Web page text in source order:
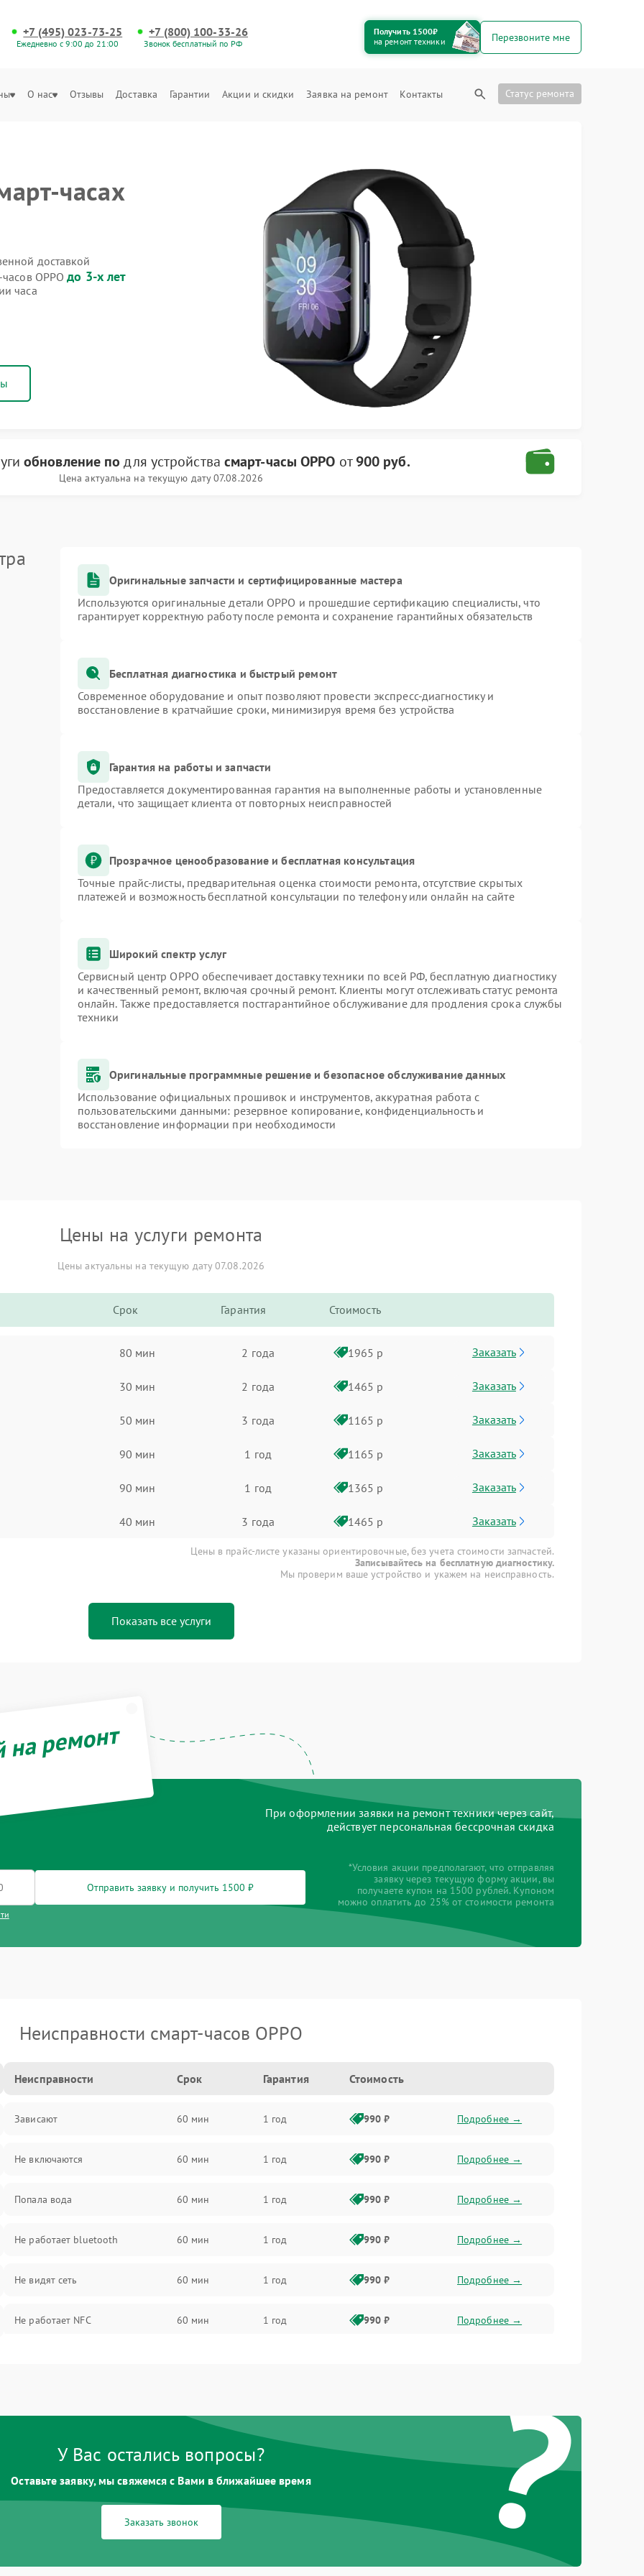
+7 (495) 023-73-25
Ежедневно с 9:00 до 21:00
+7 (800) 100-33-26
Звонок бесплатный по РФ
Получить 1500₽
на ремонт техники
Перезвоните мне
О нас Отзывы Доставка Гарантии Акции и скидки Заявка на ремонт Контакты Статус ремонта
часах
доставкой
OPPOдо 3-х лет
часа
обновление по для устройства смарт-часы OPPO от900 руб.
Цена актуальна на текущую дату 07.08.2026
Оригинальные запчасти и сертифицированные мастера
Используются оригинальные детали OPPO и прошедшие сертификацию специалисты, что
гарантирует корректную работу после ремонта и сохранение гарантийных обязательств
Бесплатная диагностика и быстрый ремонт
Современное оборудование и опыт позволяют провести экспресс-диагностику и
восстановление в кратчайшие сроки, минимизируя время без устройства
Гарантия на работы и запчасти
Предоставляется документированная гарантия на выполненные работы и установленные
детали, что защищает клиента от повторных неисправностей
Прозрачное ценообразование и бесплатная консультация
Точные прайс-листы, предварительная оценка стоимости ремонта, отсутствие скрытых
платежей и возможность бесплатной консультации по телефону или онлайн на сайте
Широкий спектр услуг
Сервисный центр OPPO обеспечивает доставку техники по всей РФ, бесплатную диагностику
и качественный ремонт, включая срочный ремонт. Клиенты могут отслеживать статус ремонта
онлайн. Также предоставляется постгарантийное обслуживание для продления срока службы
техники
Оригинальные программные решение и безопасное обслуживание данных
Использование официальных прошивок и инструментов, аккуратная работа с
пользовательскими данными: резервное копирование, конфиденциальность и
восстановление информации при необходимости
Цены на услуги ремонта
Цены актуальны на текущую дату 07.08.2026
Срок Гарантия Стоимость
80 мин 2 года 1965 р Заказать
30 мин 2 года 1465 р Заказать
50 мин 3 года 1165 р Заказать
90 мин 1 год 1165 р Заказать
90 мин 1 год 1365 р Заказать
40 мин 3 года 1465 р Заказать
Цены в прайс-листе указаны ориентировочные, без учета стоимости запчастей.
Записывайтесь на бесплатную диагностику.
Мы проверим ваше устройство и укажем на неисправность.
Показать все услуги
ремонт
При оформлении заявки на ремонт техники через сайт,
действует персональная бессрочная скидка
Отправить заявку и получить 1500 ₽
*Условия акции предполагают, что отправляя
заявку через текущую форму акции, вы
получаете купон на 1500 рублей. Купоном
можно оплатить до 25% от стоимости ремонта
Неисправности смарт-часов OPPO
Неисправности Срок Гарантия Стоимость
Зависают 60 мин 1 год 990 ₽ Подробнее →
Не включаются 60 мин 1 год 990 ₽ Подробнее →
Попала вода 60 мин 1 год 990 ₽ Подробнее →
Не работает bluetooth 60 мин 1 год 990 ₽ Подробнее →
Не видят сеть 60 мин 1 год 990 ₽ Подробнее →
Не работает NFC 60 мин 1 год 990 ₽ Подробнее →
?
У Вас остались вопросы?
Оставьте заявку, мы свяжемся с Вами в ближайшее время
Заказать звонок